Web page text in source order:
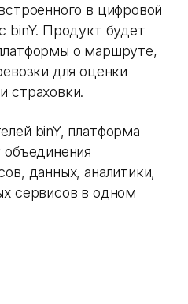
в цифровой
binY. Продукт будет
о маршруте,
для оценки
страховки.
binY, платформа
объединения
данных, аналитики,
сервисов в одном